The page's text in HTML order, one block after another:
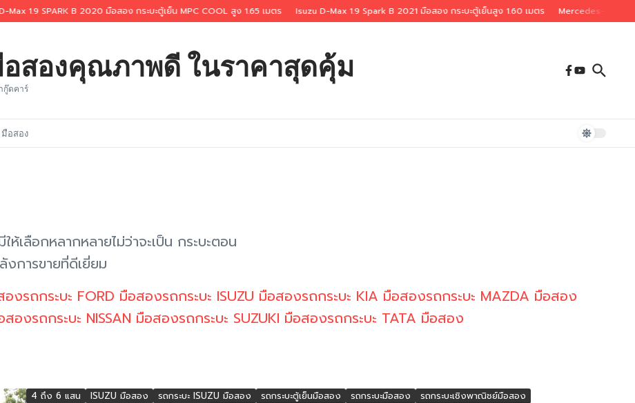
1.9 SPARK B 2020 มือสอง กระบะตู้เย็น MPC COOL สูง 1.65 เมตร Isuzu D-Max 1.9 Spark B 2021 มือสอง กระบะตู้เย็นสูง 1.60 เมตร Mercedes-Benz C230
อสองคุณภาพดี ในราคาสุดคุ้ม
กู๊ดคาร์
มือสอง
เลือกหลากหลายไม่ว่าจะเป็น กระบะตอน
งการขายที่ดีเยี่ยม
องรถกระบะ FORD มือสองรถกระบะ ISUZU มือสองรถกระบะ KIA มือสองรถกระบะ MAZDA มือสอง
สองรถกระบะ NISSAN มือสองรถกระบะ SUZUKI มือสองรถกระบะ TATA มือสอง
4 ถึง 6 แสน ISUZU มือสอง รถกระบะ ISUZU มือสอง รถกระบะตู้เย็นมือสอง รถกระบะมือสอง
รถกระบะเชิงพาณิชย์มือสอง